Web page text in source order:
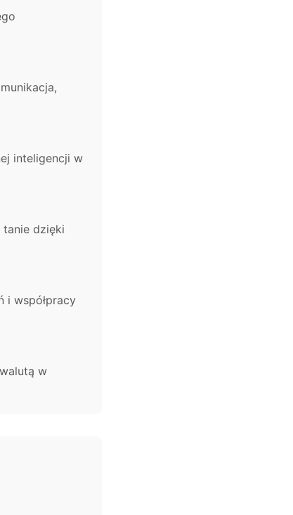
inteligencji w
tanie dzięki
i współpracy
w